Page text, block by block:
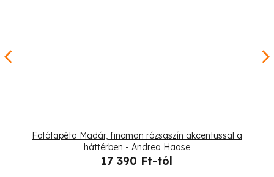
Fotótapéta Madár, finoman rózsaszín akcentussal a
háttérben - Andrea Haase
17 390 Ft-tól